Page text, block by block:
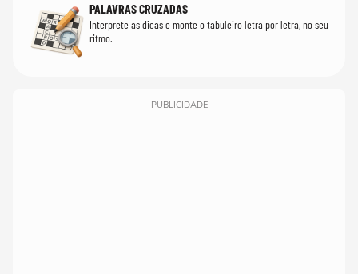
PALAVRAS CRUZADAS
Interprete as dicas e monte o tabuleiro letra por letra, no seu
ritmo.
PUBLICIDADE